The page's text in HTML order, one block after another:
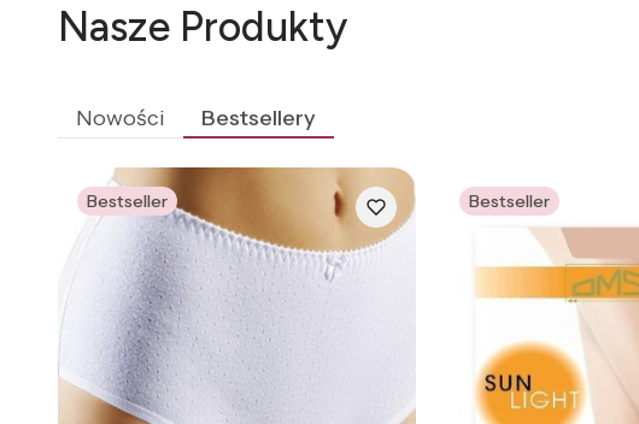
Nasze Produkty
Nowości Bestsellery
Bestseller Bestseller